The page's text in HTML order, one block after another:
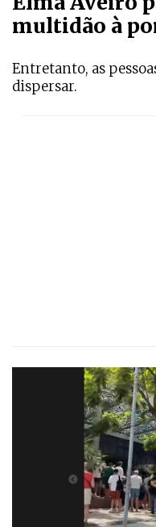
multidão à
Entretanto, as
dispersar.